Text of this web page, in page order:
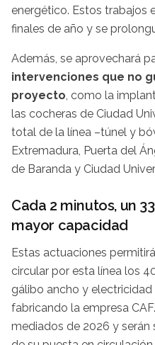
energético. Estos trabajos
finales de año y se
Además, se aprovechará
intervenciones que no
proyecto, como la
las cocheras de Ciudad
total de la línea –túnel y
Extremadura, Puerta del
de Baranda y Ciudad
Cada 2 minutos, un
mayor capacidad
Estas actuaciones
circular por esta línea los
gálibo ancho y electricidad
fabricando la empresa
mediados de 2026 y